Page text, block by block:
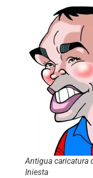
Antigua caricatura
Iniesta